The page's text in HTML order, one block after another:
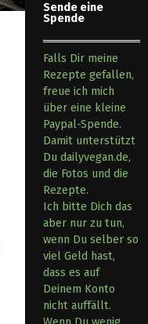
Sende eine
Spende
Falls Dir meine
Rezepte gefallen,
freue ich mich
über eine kleine
Paypal-Spende.
Damit unterstützt
Du dailyvegan.de,
die Fotos und die
Rezepte.
Ich bitte Dich das
aber nur zu tun,
wenn Du selber so
viel Geld hast,
dass es auf
Deinem Konto
nicht auffällt.